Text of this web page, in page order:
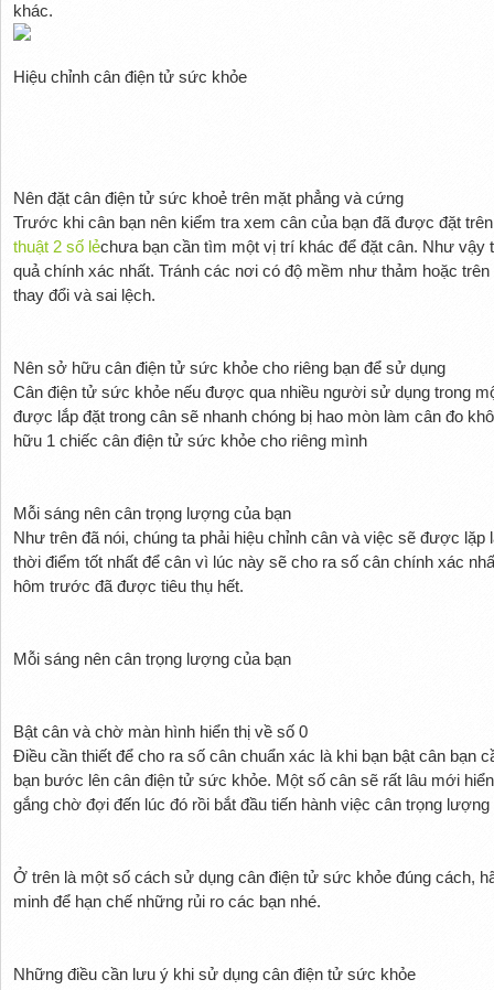
khác.
Hiệu chỉnh cân điện tử sức khỏe
Nên đặt cân điện tử sức khoẻ trên mặt phẳng và cứng
Trước khi cân bạn nên kiểm tra xem cân của bạn đã được đặt
thuật 2 số lẻchưa bạn cần tìm một vị trí khác để đặt cân. Như
quả chính xác nhất. Tránh các nơi có độ mềm như thảm hoặc
thay đổi và sai lệch.
Nên sở hữu cân điện tử sức khỏe cho riêng bạn để sử dụng
Cân điện tử sức khỏe nếu được qua nhiều người sử dụng trong
được lắp đặt trong cân sẽ nhanh chóng bị hao mòn làm cân đo
hữu 1 chiếc cân điện tử sức khỏe cho riêng mình
Mỗi sáng nên cân trọng lượng của bạn
Như trên đã nói, chúng ta phải hiệu chỉnh cân và việc sẽ được lặp
thời điểm tốt nhất để cân vì lúc này sẽ cho ra số cân chính xác
hôm trước đã được tiêu thụ hết.
Mỗi sáng nên cân trọng lượng của bạn
Bật cân và chờ màn hình hiển thị về số 0
Điều cần thiết để cho ra số cân chuẩn xác là khi bạn bật cân bạn
bạn bước lên cân điện tử sức khỏe. Một số cân sẽ rất lâu mới
gắng chờ đợi đến lúc đó rồi bắt đầu tiến hành việc cân trọng
Ở trên là một số cách sử dụng cân điện tử sức khỏe đúng cách,
minh để hạn chế những rủi ro các bạn nhé.
Những điều cần lưu ý khi sử dụng cân điện tử sức khỏe